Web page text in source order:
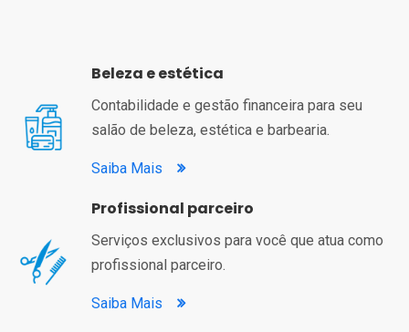
Beleza e estética
Contabilidade e gestão financeira para seu
salão de beleza, estética e barbearia.
Saiba Mais
Profissional parceiro
Serviços exclusivos para você que atua como
profissional parceiro.
Saiba Mais